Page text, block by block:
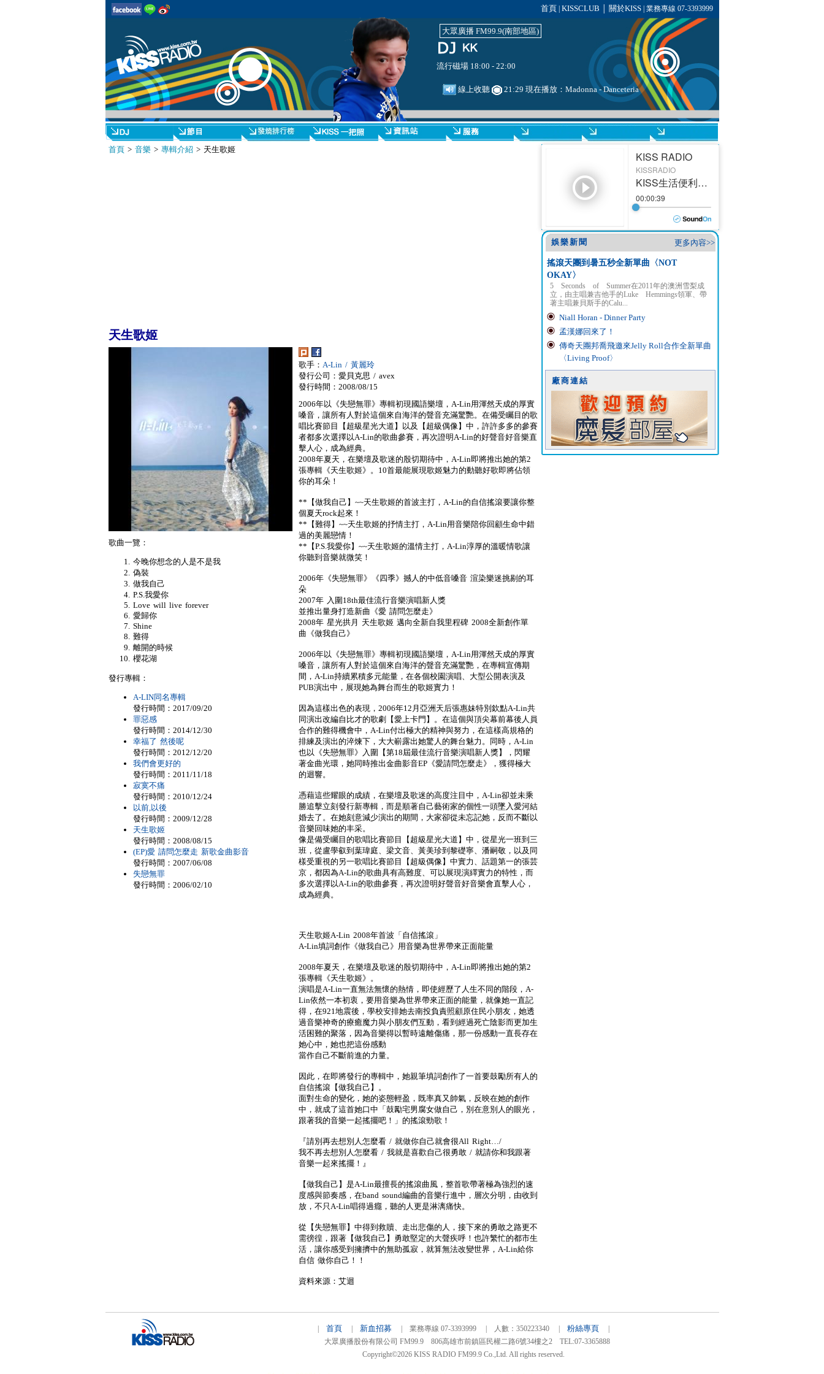
首頁 KISSCLUB 關於KISS| 業務專線 07-3393999
大眾廣播 FM99.9(南部地區)
流行磁場 18:00 - 22:00
線上收聽 21:29 現在播放： Madonna- Danceteria
首頁> 音樂> 專輯介紹 > 天生歌姬
天生歌姬
歌手： A-Lin / 黃麗玲
發行公司：愛貝克思 / avex
發行時間：2008/08/15
2006年以《失戀無罪》專輯初現國語樂壇，A-Lin用渾然天成的厚實
嗓音，讓所有人對於這個來自海洋的聲音充滿驚艷。在備受矚目的歌
唱比賽節目【超級星光大道】以及【超級偶像】中，許許多多的參賽
者都多次選擇以A-Lin的歌曲參賽，再次證明A-Lin的好聲音好音樂直
擊人心，成為經典。
2008年夏天，在樂壇及歌迷的殷切期待中，A-Lin即將推出她的第2
張專輯《天生歌姬》。10首最能展現歌姬魅力的動聽好歌即將佔領
你的耳朵！
**【做我自己】~~天生歌姬的首波主打，A-Lin的自信搖滾要讓你整
個夏天rock起來！
**【難得】~~天生歌姬的抒情主打，A-Lin用音樂陪你回顧生命中錯
過的美麗戀情！
**【P.S.我愛你】~~天生歌姬的溫情主打，A-Lin淳厚的溫暖情歌讓
你聽到音樂就微笑！
2006年《失戀無罪》《四季》撼人的中低音嗓音 渲染樂迷挑剔的耳
朵
2007年 入圍18th最佳流行音樂演唱新人獎
並推出量身打造新曲《愛 請問怎麼走》
2008年 星光拱月 天生歌姬 邁向全新自我里程碑 2008全新創作單
曲《做我自己》
2006年以《失戀無罪》專輯初現國語樂壇，A-Lin用渾然天成的厚實
嗓音，讓所有人對於這個來自海洋的聲音充滿驚艷，在專輯宣傳期
間，A-Lin持續累積多元能量，在各個校園演唱、大型公開表演及
PUB演出中，展現她為舞台而生的歌姬實力！
因為這樣出色的表現，2006年12月亞洲天后張惠妹特別欽點A-Lin共
同演出改編自比才的歌劇【愛上卡門】。在這個與頂尖幕前幕後人員
合作的難得機會中，A-Lin付出極大的精神與努力，在這樣高規格的
排練及演出的淬煉下，大大嶄露出她驚人的舞台魅力。同時，A-Lin
也以《失戀無罪》入圍【第18屆最佳流行音樂演唱新人獎】，閃耀
著金曲光環，她同時推出金曲影音EP《愛請問怎麼走》，獲得極大
的迴響。
憑藉這些耀眼的成績，在樂壇及歌迷的高度注目中，A-Lin卻並未乘
勝追擊立刻發行新專輯，而是順著自己藝術家的個性一頭墜入愛河結
婚去了。在她刻意減少演出的期間，大家卻從未忘記她，反而不斷以
音樂回味她的丰采。
像是備受矚目的歌唱比賽節目【超級星光大道】中，從星光一班到三
班，從盧學叡到葉瑋庭、梁文音、黃美珍到黎礎寧、潘嗣敬，以及同
樣受重視的另一歌唱比賽節目【超級偶像】中實力、話題第一的張芸
京，都因為A-Lin的歌曲具有高難度、可以展現演繹實力的特性，而
多次選擇以A-Lin的歌曲參賽，再次證明好聲音好音樂會直擊人心，
成為經典。
天生歌姬A-Lin 2008年首波「自信搖滾」
A-Lin填詞創作《做我自己》用音樂為世界帶來正面能量
2008年夏天，在樂壇及歌迷的殷切期待中，A-Lin即將推出她的第2
張專輯《天生歌姬》。
演唱是A-Lin一直無法無懷的熱情，即使經歷了人生不同的階段，A-
Lin依然一本初衷，要用音樂為世界帶來正面的能量，就像她一直記
得，在921地震後，學校安排她去南投負責照顧原住民小朋友，她透
過音樂神奇的療癒魔力與小朋友們互動，看到經過死亡陰影而更加生
活困難的聚落，因為音樂得以暫時遠離傷痛，那一份感動一直長存在
她心中，她也把這份感動
當作自己不斷前進的力量。
因此，在即將發行的專輯中，她親筆填詞創作了一首要鼓勵所有人的
自信搖滾【做我自己】。
面對生命的變化，她的姿態輕盈，既率真又帥氣，反映在她的創作
中，就成了這首她口中「鼓勵宅男腐女做自己，別在意別人的眼光，
跟著我的音樂一起搖擺吧！」的搖滾勁歌！
『請別再去想別人怎麼看 / 就做你自己就會很All Right…/
我不再去想別人怎麼看 / 我就是喜歡自己很勇敢 / 就請你和我跟著
音樂一起來搖擺！』
【做我自己】是A-Lin最擅長的搖滾曲風，整首歌帶著極為強烈的速
度感與節奏感，在band sound編曲的音樂行進中，層次分明，由收到
放，不只A-Lin唱得過癮，聽的人更是淋漓痛快。
從【失戀無罪】中得到救贖、走出悲傷的人，接下來的勇敢之路更不
需徬徨，跟著【做我自己】勇敢堅定的大聲疾呼！也許繁忙的都市生
活，讓你感受到擁擠中的無助孤寂，就算無法改變世界，A-Lin給你
自信 做你自己！！
資料來源：艾迴
歌曲一覽：
今晚你想念的人是不是我
偽裝
做我自己
P.S.我愛你
Love will live forever
愛歸你
Shine
難得
離開的時候
櫻花湖
發行專輯：
A-LIN同名專輯
發行時間：2017/09/20
罪惡感
發行時間：2014/12/30
幸福了 然後呢
發行時間：2012/12/20
我們會更好的
發行時間：2011/11/18
寂寞不痛
發行時間：2010/12/24
以前,以後
發行時間：2009/12/28
天生歌姬
發行時間：2008/08/15
(EP)愛 請問怎麼走 新歌金曲影音
發行時間：2007/06/08
失戀無罪
發行時間：2006/02/10
更多內容>>
娛樂新聞
搖滾天團到暑五秒全新單曲〈NOT
OKAY〉
5 Seconds of Summer在2011年的澳洲雪梨成
立，由主唱兼吉他手的Luke Hemmings領軍、帶
著主唱兼貝斯手的Calu...
Niall Horan - Dinner Party
孟漢娜回來了！
傳奇天團邦喬飛邀來Jelly Roll合作全新單曲
〈Living Proof〉
廠商連結
首頁 新血招募 | 業務專線 07-3393999 | 人數：350223340 | 粉絲專頁
大眾廣播股份有限公司 FM99.9 806高雄市前鎮區民權二路6號34樓之2 TEL:07-3365888
Copyright©2026 KISS RADIO FM99.9 Co.,Ltd. All rights reserved.